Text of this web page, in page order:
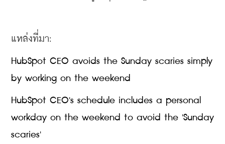
แหล่งที่มา:
HubSpot CEO avoids the Sunday scaries simply
by working on the weekend
HubSpot CEO's schedule includes a personal
workday on the weekend to avoid the 'Sunday
scaries'